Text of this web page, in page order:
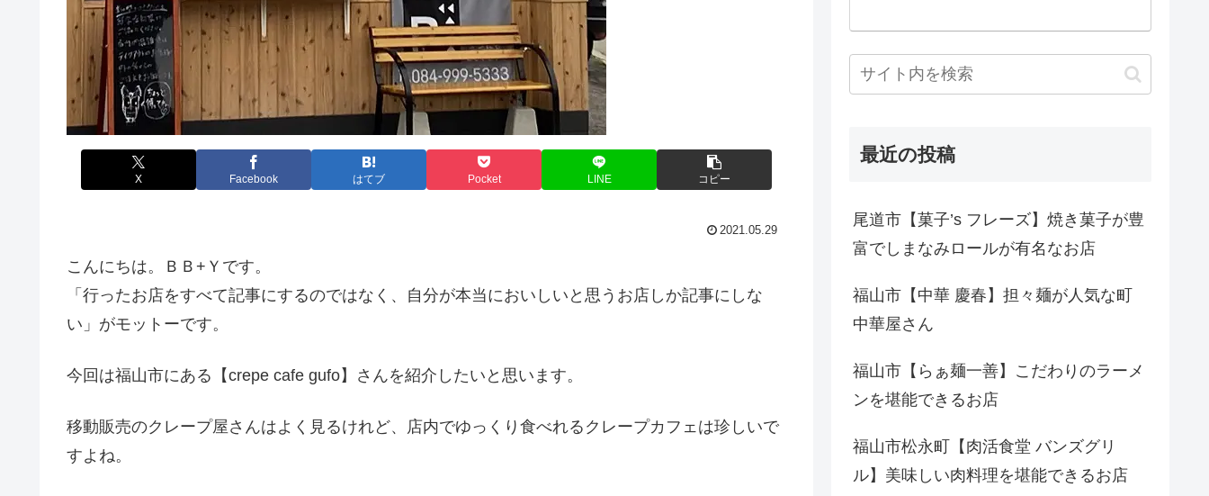
X Facebook はてブ Pocket LINE コピー
2021.05.29
こんにちは。ＢＢ+Ｙです。
「行ったお店をすべて記事にするのではなく、自分が本当においしいと思うお店しか記事にしな
い」がモットーです。
今回は福山市にある【crepe cafe gufo】さんを紹介したいと思います。
移動販売のクレープ屋さんはよく見るけれど、店内でゆっくり食べれるクレープカフェは珍しいで
すよね。
最近の投稿
尾道市【菓子’s フレーズ】焼き菓子が豊
富でしまなみロールが有名なお店
福山市【中華 慶春】担々麺が人気な町
中華屋さん
福山市【らぁ麺一善】こだわりのラーメ
ンを堪能できるお店
福山市松永町【肉活食堂 バンズグリ
ル】美味しい肉料理を堪能できるお店